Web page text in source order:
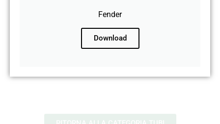
Fender
Download